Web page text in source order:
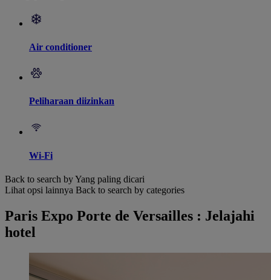
Air conditioner
Peliharaan diizinkan
Wi-Fi
Back to search by Yang paling dicari
Lihat opsi lainnya Back to search by categories
Paris Expo Porte de Versailles : Jelajahi
hotel